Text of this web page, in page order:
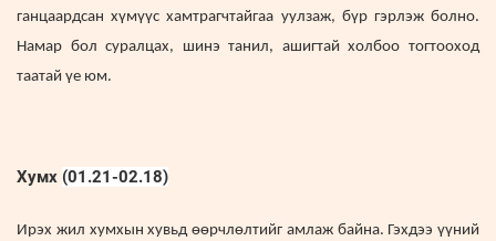
ганцаардсан хүмүүс хамтрагчтайгаа уулзаж, бүр гэрлэж болно.
Намар бол суралцах, шинэ танил, ашигтай холбоо тогтооход
таатай үе юм.
Хумх (01.21-02.18)
Ирэх жил хумхын хувьд өөрчлөлтийг амлаж байна. Гэхдээ үүний